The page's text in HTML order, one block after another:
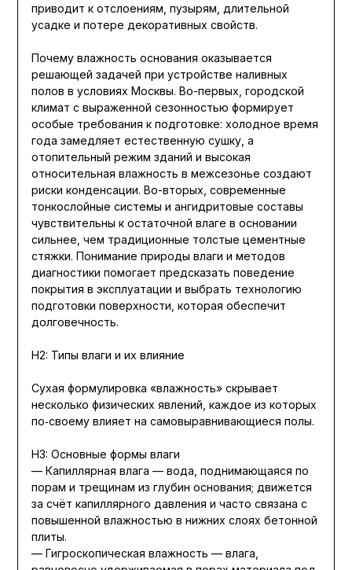
приводит к отслоениям, пузырям, длительной
усадке и потере декоративных свойств.
Почему влажность основания оказывается
решающей задачей при устройстве наливных
полов в условиях Москвы. Во-первых, городской
климат с выраженной сезонностью формирует
особые требования к подготовке: холодное время
года замедляет естественную сушку, а
отопительный режим зданий и высокая
относительная влажность в межсезонье создают
риски конденсации. Во-вторых, современные
тонкослойные системы и ангидритовые составы
чувствительны к остаточной влаге в основании
сильнее, чем традиционные толстые цементные
стяжки. Понимание природы влаги и методов
диагностики помогает предсказать поведение
покрытия в эксплуатации и выбрать технологию
подготовки поверхности, которая обеспечит
долговечность.
H2: Типы влаги и их влияние
Сухая формулировка «влажность» скрывает
несколько физических явлений, каждое из которых
по‑своему влияет на самовыравнивающиеся полы.
H3: Основные формы влаги
— Капиллярная влага — вода, поднимающаяся по
порам и трещинам из глубин основания; движется
за счёт капиллярного давления и часто связана с
повышенной влажностью в нижних слоях бетонной
плиты.
— Гигроскопическая влажность — влага,